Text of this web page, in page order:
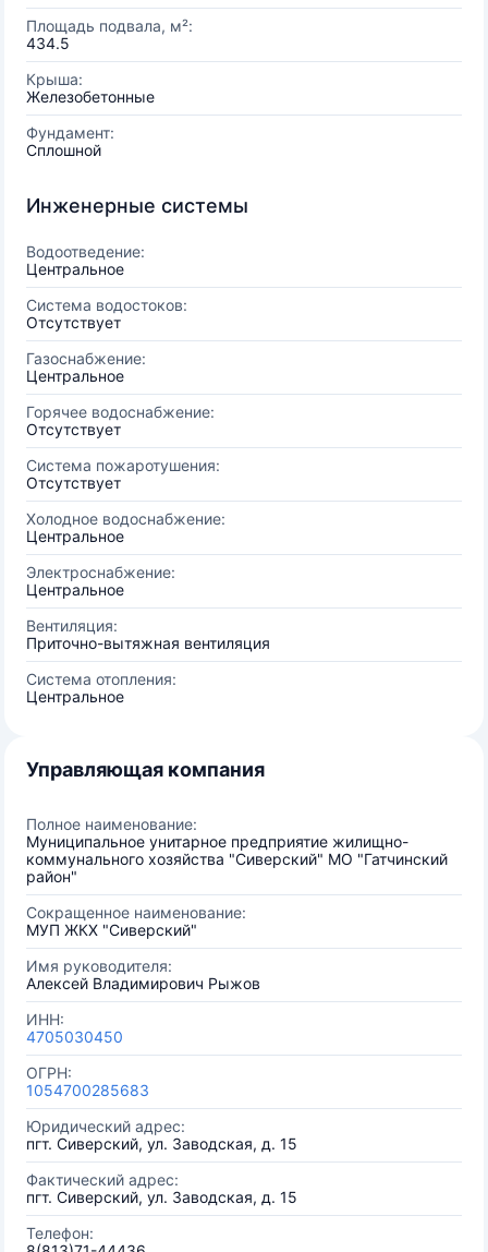
Площадь подвала, м²:
434.5
Крыша:
Железобетонные
Фундамент:
Сплошной
Инженерные системы
Водоотведение:
Центральное
Система водостоков:
Отсутствует
Газоснабжение:
Центральное
Горячее водоснабжение:
Отсутствует
Система пожаротушения:
Отсутствует
Холодное водоснабжение:
Центральное
Электроснабжение:
Центральное
Вентиляция:
Приточно-вытяжная вентиляция
Система отопления:
Центральное
Управляющая компания
Полное наименование:
Муниципальное унитарное предприятие жилищно-
коммунального хозяйства "Сиверский" МО "Гатчинский
район"
Сокращенное наименование:
МУП ЖКХ "Сиверский"
Имя руководителя:
Алексей Владимирович Рыжов
ИНН:
4705030450
ОГРН:
1054700285683
Юридический адрес:
пгт. Сиверский, ул. Заводская, д. 15
Фактический адрес:
пгт. Сиверский, ул. Заводская, д. 15
Телефон: